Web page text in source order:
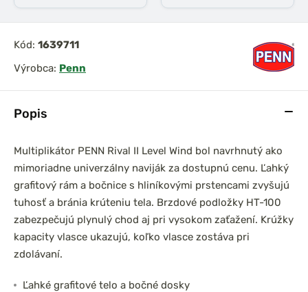
Popis
Multiplikátor PENN Rival II Level Wind bol navrhnutý ako
mimoriadne univerzálny naviják za dostupnú cenu. Ľahký
grafitový rám a bočnice s hliníkovými prstencami zvyšujú
tuhosť a bránia krúteniu tela. Brzdové podložky HT-100
zabezpečujú plynulý chod aj pri vysokom zaťažení. Krúžky
kapacity vlasce ukazujú, koľko vlasce zostáva pri
zdolávaní.
Ľahké grafitové telo a bočné dosky
Kód: 1639711
Výrobca: Penn